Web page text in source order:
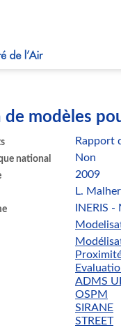
de modèles
Rapport
national Non
2009
L.
INERIS
ADMS
OSPM
SIRANE
STREET